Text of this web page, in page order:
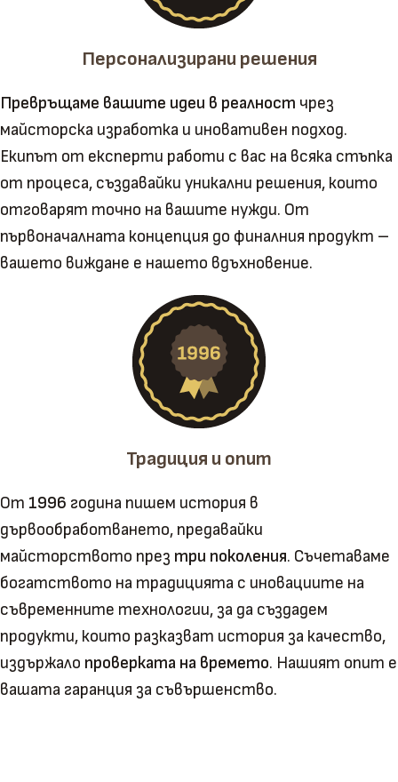
Персонализирани решения
Превръщаме вашите идеи в реалност чрез
майсторска изработка и иновативен подход.
Екипът от експерти работи с вас на всяка стъпка
от процеса, създавайки уникални решения, които
отговарят точно на вашите нужди. От
първоначалната концепция до финалния продукт –
вашето виждане е нашето вдъхновение.
Традиция и опит
От 1996 година пишем история в
дървообработването, предавайки
майсторството през три поколения. Съчетаваме
богатството на традицията с иновациите на
съвременните технологии, за да създадем
продукти, които разказват история за качество,
издържало проверката на времето. Нашият опит е
вашата гаранция за съвършенство.